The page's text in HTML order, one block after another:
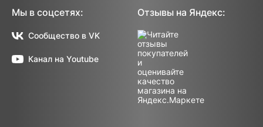
Мы в соцсетях:
Сообщество в VK
Канал на Youtube
Отзывы на Яндекс: